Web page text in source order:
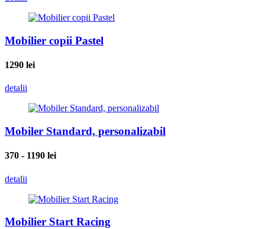
Mobilier copii Pastel
1290 lei
detalii
Mobiler Standard, personalizabil
370 - 1190 lei
detalii
Mobilier Start Racing